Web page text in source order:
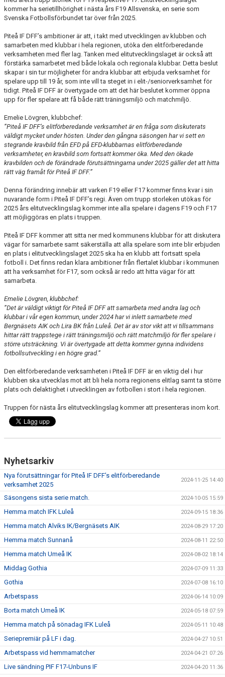
kommer ha serietillhörighet i nästa års F19 Allsvenska, en serie som
Svenska Fotbollsförbundet tar över från 2025.
Piteå IF DFF’s ambitioner är att, i takt med utvecklingen av klubben och
samarbeten med klubbar i hela regionen, utöka den elitförberedande
verksamheten med fler lag. Tanken med elitutvecklingslaget är också att
förstärka samarbetet med både lokala och regionala klubbar. Detta beslut
skapar i sin tur möjligheter för andra klubbar att erbjuda verksamhet för
spelare upp till 19 år, som inte vill ta steget in i elit-/seniorverksamhet för
tidigt. Piteå IF DFF är övertygade om att det här beslutet kommer öppna
upp för fler spelare att få både rätt träningsmiljö och matchmiljö.
Emelie Lövgren, klubbchef:
”Piteå IF DFF’s elitförberedande verksamhet är en fråga som diskuterats
väldigt mycket under hösten. Under den gångna säsongen har vi sett en
stegrande kravbild från EFD på EFD-klubbarnas elitförberedande
verksamheter, en kravbild som fortsatt kommer öka. Med den ökade
kravbilden och de förändrade förutsättningarna under 2025 gäller det att hitta
rätt väg framåt för Piteå IF DFF.”
Denna förändring innebär att varken F19 eller F17 kommer finns kvar i sin
nuvarande form i Piteå IF DFF’s regi. Även om trupp storleken utökas för
2025 års elitutvecklingslag kommer inte alla spelare i dagens F19 och F17
att möjliggöras en plats i truppen.
Piteå IF DFF kommer att sitta ner med kommunens klubbar för att diskutera
vägar för samarbete samt säkerställa att alla spelare som inte blir erbjuden
en plats i elitutvecklingslaget 2025 ska ha en klubb att fortsatt spela
fotboll i. Det finns redan klara ambitioner från flertalet klubbar i kommunen
att ha verksamhet för F17, som också är redo att hitta vägar för att
samarbeta.
Emelie Lövgren, klubbchef:
”Det är väldigt viktigt för Piteå IF DFF att samarbeta med andra lag och
klubbar i vår egen kommun, under 2024 har vi inlett samarbete med
Bergnäsets AIK och Lira BK från Luleå. Det är av stor vikt att vi tillsammans
hittar rätt trappstege i rätt träningsmiljö och rätt matchmiljö för fler spelare i
större utsträckning. Vi är övertygade att detta kommer gynna individens
fotbollsutveckling i en högre grad.”
Den elitförberedande verksamheten i Piteå IF DFF är en viktig del i hur
klubben ska utvecklas mot att bli hela norra regionens elitlag samt ta större
plats och delaktighet i utvecklingen av fotbollen i stort i hela regionen.
Truppen för nästa års elitutvecklingslag kommer att presenteras inom kort.
Nyhetsarkiv
Nya förutsättningar för Piteå IF DFF’s elitförberedande
verksamhet 2025
2024-11-25 14:40
Säsongens sista serie match. 2024-10-05 15:59
Hemma match IFK Luleå 2024-09-15 18:36
Hemma match Alviks IK/Bergnäsets AIK 2024-08-29 17:20
Hemma match Sunnanå 2024-08-11 22:50
Hemma match Umeå IK 2024-08-02 18:14
Middag Gothia 2024-07-09 11:33
Gothia 2024-07-08 16:10
Arbetspass 2024-06-14 10:09
Borta match Umeå IK 2024-05-18 07:59
Hemma match på sönadag IFK Luleå 2024-05-11 10:48
Seriepremiär på LF i dag. 2024-04-27 10:51
Arbetspass vid hemmamatcher 2024-04-21 07:26
Live sändning PIF F17-Unbuns IF 2024-04-20 11:36